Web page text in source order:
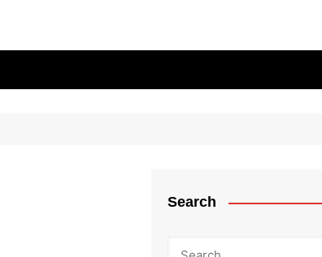
Search